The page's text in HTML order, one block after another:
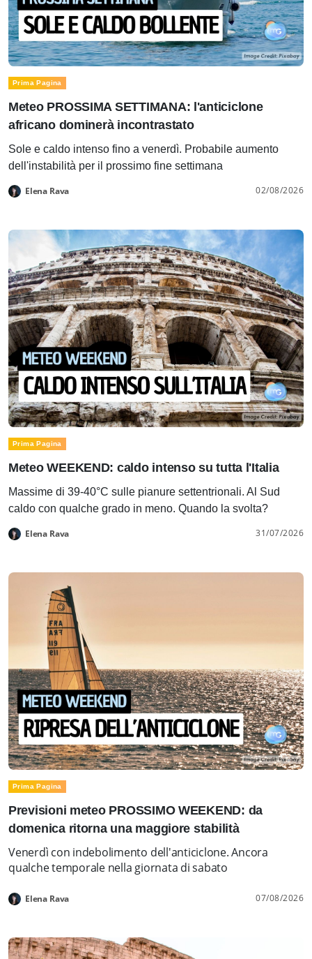
Prima Pagina
Meteo PROSSIMA SETTIMANA: l'anticiclone
africano dominerà incontrastato
Sole e caldo intenso fino a venerdì. Probabile aumento
dell'instabilità per il prossimo fine settimana
Elena Rava 02/08/2026
Prima Pagina
Meteo WEEKEND: caldo intenso su tutta l'Italia
Massime di 39-40°C sulle pianure settentrionali. Al Sud
caldo con qualche grado in meno. Quando la svolta?
Elena Rava 31/07/2026
Prima Pagina
Previsioni meteo PROSSIMO WEEKEND: da
domenica ritorna una maggiore stabilità
Venerdì con indebolimento dell'anticiclone. Ancora
qualche temporale nella giornata di sabato
Elena Rava 07/08/2026